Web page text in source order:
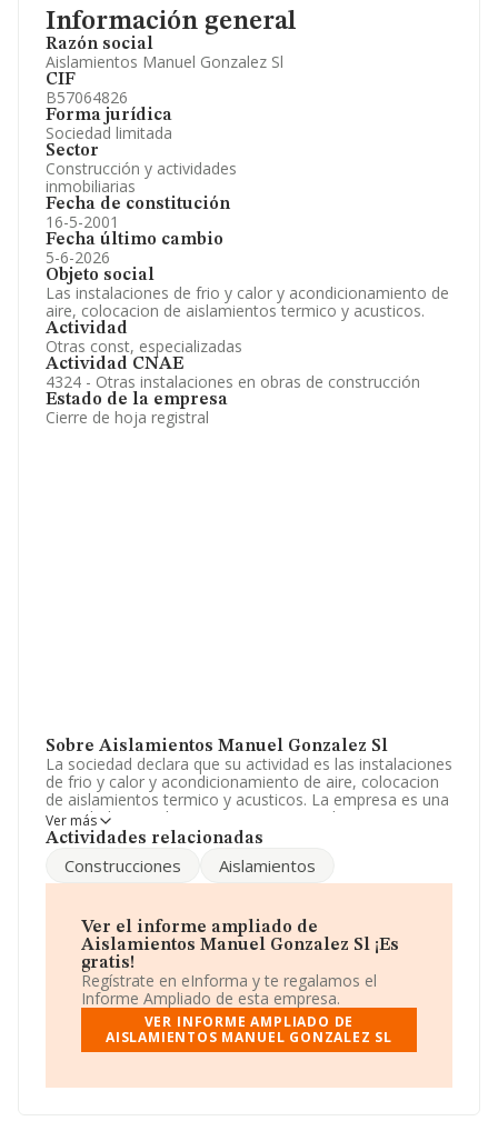
Información general
Razón social
Aislamientos Manuel Gonzalez Sl
CIF
B57064826
Forma jurídica
Sociedad limitada
Sector
Construcción y actividades
inmobiliarias
Fecha de constitución
16-5-2001
Fecha último cambio
5-6-2026
Objeto social
Las instalaciones de frio y calor y acondicionamiento de
aire, colocacion de aislamientos termico y acusticos.
Actividad
Otras const, especializadas
Actividad CNAE
4324 - Otras instalaciones en obras de construcción
Estado de la empresa
Cierre de hoja registral
Sobre Aislamientos Manuel Gonzalez Sl
La sociedad declara que su actividad es las instalaciones
de frio y calor y acondicionamiento de aire, colocacion
de aislamientos termico y acusticos. La empresa es una
Sociedad Limitada. Su CNAE corresponde a 4324 con
código '%cnae%'. No realiza actividad de importación
La empresaAislamientos Manuel Gonzalez S.L,
núm. 114 Bj, (07740), en el municipio de Es Mercadal,
en Isles Baleares, Islas Baleares.
En base a la información de la que dispone INFORMA
sobre 13.870 compañías, la facturación en el ámbito
nacional alcanza los 4.510 millones de euros y en 2012
la media de facturación de ventas entre todas las
compañías alcanza los 325 mil euros. Por último, con el
empresa, la media de empleados es de 3; la antigüedad
Ver más
Actividades relacionadas
Construcciones Aislamientos
Ver el informe ampliado de
Aislamientos Manuel Gonzalez Sl ¡Es
gratis!
Regístrate en eInforma y te regalamos el
Informe Ampliado de esta empresa.
VER INFORME AMPLIADO DE
AISLAMIENTOS MANUEL GONZALEZ SL
Información oficial y registral complementaria.